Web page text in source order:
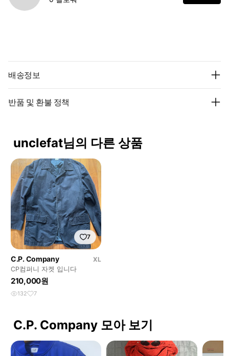
배송정보
반품 및 환불 정책
unclefat님의 다른 상품
7
C.P. Company
XL
CP컴퍼니 자켓 입니다
210,000원
132 7
C.P. Company 모아 보기